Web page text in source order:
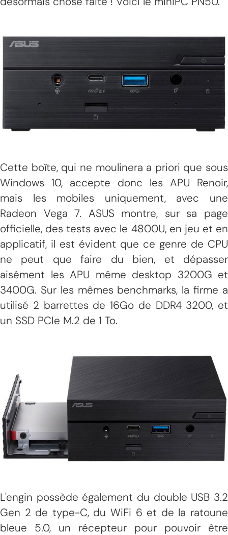
Cette boîte, qui ne moulinera a priori que sous
Windows 10, accepte donc les APU Renoir,
mais les mobiles uniquement, avec une
Radeon Vega 7. ASUS montre, sur sa page
officielle, des tests avec le 4800U, en jeu et en
applicatif, il est évident que ce genre de CPU
ne peut que faire du bien, et dépasser
aisément les APU même desktop 3200G et
3400G. Sur les mêmes benchmarks, la firme a
utilisé 2 barrettes de 16Go de DDR4 3200, et
un SSD PCIe M.2 de 1 To.
L'engin possède également du double USB 3.2
Gen 2 de type-C, du WiFi 6 et de la ratoune
bleue 5.0, un récepteur pour pouvoir être